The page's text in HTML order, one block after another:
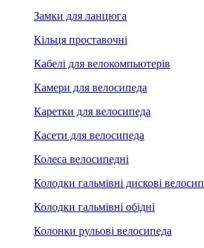
Замки для ланцюга
Кільця проставочні
Кабелі для велокомпьютерів
Камери для велосипеда
Каретки для велосипеда
Касети для велосипеда
Колеса велосипедні
Колодки гальмівні дискові
Колодки гальмівні обідні
Колонки рульові велосипеда